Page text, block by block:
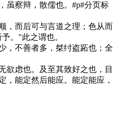
虽察辩，散儒也。#p#分页标
，而后可与言道之理；色从而
。"此之谓也。
，不善者多，桀纣盗跖也；全
虑也。及至其致好之也，目
能定然后能应。能定能应，